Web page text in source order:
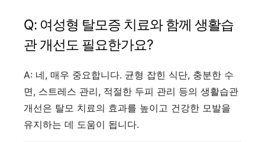
Q: 여성형 탈모증 치료와 함께 생활습
관 개선도 필요한가요?
A: 네, 매우 중요합니다. 균형 잡힌 식단, 충분한 수
면, 스트레스 관리, 적절한 두피 관리 등의 생활습관
개선은 탈모 치료의 효과를 높이고 건강한 모발을
유지하는 데 도움이 됩니다.